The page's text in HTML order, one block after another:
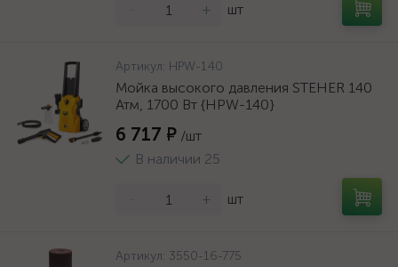
+ шт
Артикул: HPW-140
Мойка высокого давления STEHER 140
Атм, 1700 Вт {HPW-140}
6 717 ₽ /шт
В наличии 25
+ шт
Артикул: 3550-16-775